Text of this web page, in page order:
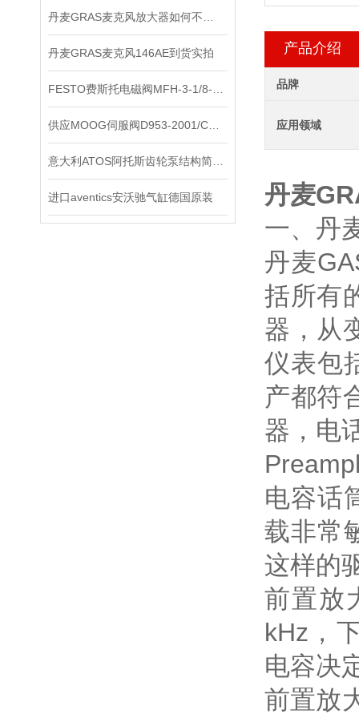
丹麦GRAS麦克风146AE到货实拍
进口aventics安沃驰气缸德国原装
产品介绍
品牌
应用领域
丹麦
一、丹
丹麦
括所有
器，从
仪表包
产都符
器，电
电容话
载非常
这样的
前置放
kHz，
电容决
前置放